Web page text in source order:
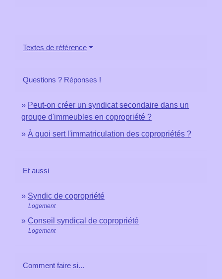
Textes de référence
Questions ? Réponses !
Peut-on créer un syndicat secondaire dans un
groupe d'immeubles en copropriété ?
À quoi sert l'immatriculation des copropriétés ?
Et aussi
Syndic de copropriété
Logement
Conseil syndical de copropriété
Logement
Comment faire si...